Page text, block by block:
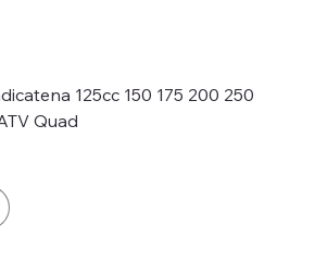
125cc 150 175 200 250
Quad